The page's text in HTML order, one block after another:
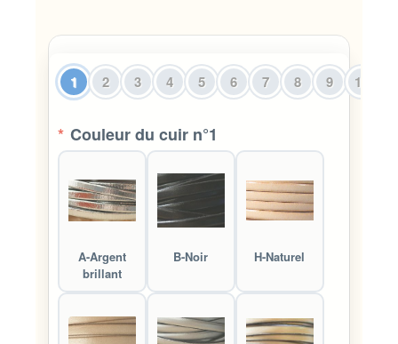
1 2 3 4 5 6 7 8 9 10
* Couleur du cuir n°1
A-Argent
brillant
B-Noir H-Naturel